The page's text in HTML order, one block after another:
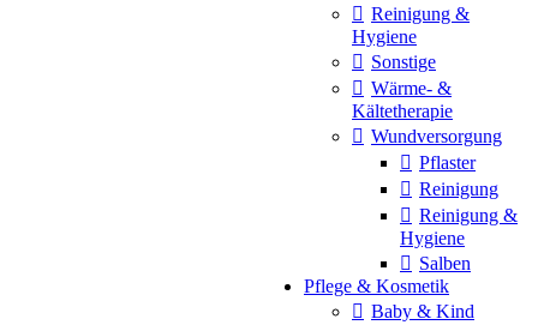
Reinigung &
Hygiene
Sonstige
Wärme- &
Kältetherapie
Wundversorgung
Pflaster
Reinigung
Reinigung &
Hygiene
Salben
Pflege & Kosmetik
Baby & Kind